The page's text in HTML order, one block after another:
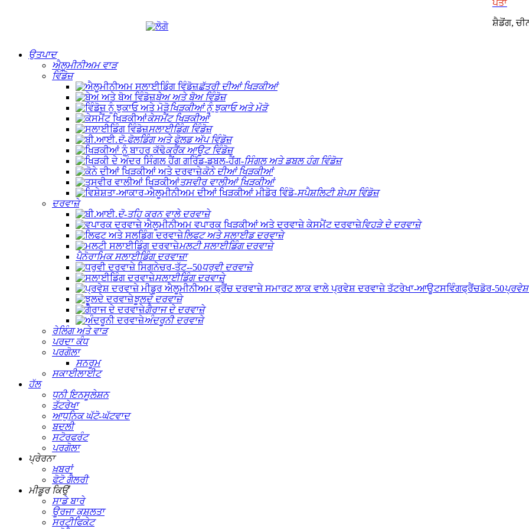
ਪਤਾ
ਸ਼ੈਡੋਂਗ,
ਉਤਪਾਦ
ਐਲੂਮੀਨੀਅਮ ਵਾੜ
ਵਿੰਡੋਜ਼
ਛੱਤਰੀ ਦੀਆਂ ਖਿੜਕੀਆਂ
ਬੇਅ ਅਤੇ ਬੋਅ ਵਿੰਡੋਜ਼
ਖਿੜਕੀਆਂ ਨੂੰ ਝੁਕਾਓ ਅਤੇ ਮੋੜੋ
ਕੇਸਮੈਂਟ ਖਿੜਕੀਆਂ
ਸਲਾਈਡਿੰਗ ਵਿੰਡੋਜ਼
ਦੋ-ਫੋਲਡਿੰਗ ਅਤੇ ਫੋਲਡ ਅੱਪ ਵਿੰਡੋਜ਼
ਕਰੈਂਕ ਆਊਟ ਵਿੰਡੋਜ਼
ਸਿੰਗਲ ਅਤੇ ਡਬਲ ਹੰਗ ਵਿੰਡੋਜ਼
ਕੋਨੇ ਦੀਆਂ ਖਿੜਕੀਆਂ
ਤਸਵੀਰ ਵਾਲੀਆਂ ਖਿੜਕੀਆਂ
ਸਪੈਸ਼ਲਿਟੀ ਸ਼ੇਪਸ ਵਿੰਡੋਜ਼
ਦਰਵਾਜ਼ੇ
ਦੋ-ਤਹਿ ਕਰਨ ਵਾਲੇ ਦਰਵਾਜ਼ੇ
ਵਿਹੜੇ ਦੇ ਦਰਵਾਜ਼ੇ
ਲਿਫਟ ਅਤੇ ਸਲਾਈਡ ਦਰਵਾਜ਼ੇ
ਮਲਟੀ ਸਲਾਈਡਿੰਗ ਦਰਵਾਜ਼ੇ
ਪੈਨੋਰਾਮਿਕ ਸਲਾਈਡਿੰਗ ਦਰਵਾਜ਼ਾ
ਧਰੁਵੀ ਦਰਵਾਜ਼ੇ
ਸਲਾਈਡਿੰਗ ਦਰਵਾਜ਼ੇ
ਝੂਲਦੇ ਦਰਵਾਜ਼ੇ
ਗੈਰਾਜ ਦੇ ਦਰਵਾਜ਼ੇ
ਅੰਦਰੂਨੀ ਦਰਵਾਜ਼ੇ
ਰੇਲਿੰਗ ਅਤੇ ਵਾੜ
ਪਰਦਾ ਕੰਧ
ਪਰਗੋਲਾ
ਸਨਰੂਮ
ਸਕਾਈਲਾਈਟ
ਹੱਲ
ਧੁਨੀ ਇਨਸੂਲੇਸ਼ਨ
ਤੱਟਰੇਖਾ
ਆਧੁਨਿਕ ਘੱਟੋ-ਘੱਟਵਾਦ
ਬਦਲੀ
ਸਟੋਰਫਰੰਟ
ਪਰਗੋਲਾ
ਪ੍ਰੇਰਨਾ
ਖ਼ਬਰਾਂ
ਫੋਟੋ ਗੈਲਰੀ
ਮੀਡੂਰ ਕਿਉਂ
ਸਾਡੇ ਬਾਰੇ
ਊਰਜਾ ਕੁਸ਼ਲਤਾ
ਸਰਟੀਫਿਕੇਟ